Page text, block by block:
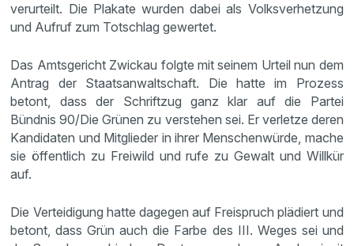
verurteilt. Die Plakate wurden dabei als Volksverhetzung
und Aufruf zum Totschlag gewertet.
Das Amtsgericht Zwickau folgte mit seinem Urteil nun dem
Antrag der Staatsanwaltschaft. Die hatte im Prozess
betont, dass der Schriftzug ganz klar auf die Partei
Bündnis 90/Die Grünen zu verstehen sei. Er verletze deren
Kandidaten und Mitglieder in ihrer Menschenwürde, mache
sie öffentlich zu Freiwild und rufe zu Gewalt und Willkür
auf.
Die Verteidigung hatte dagegen auf Freispruch plädiert und
betont, dass Grün auch die Farbe des III. Weges sei und